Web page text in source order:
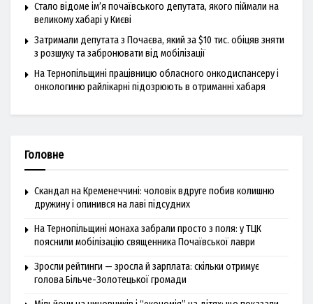
Стало відоме ім’я почаївського депутата, якого піймали на
великому хабарі у Києві
Затримали депутата з Почаєва, який за $10 тис. обіцяв зняти
з розшуку та забронювати від мобілізації
На Тернопільщині працівницю обласного онкодиспансеру і
онкологиню райлікарні підозрюють в отриманні хабаря
Головне
Скандал на Кременеччині: чоловік вдруге побив колишню
дружину і опинився на лаві підсудних
На Тернопільщині монаха забрали просто з поля: у ТЦК
пояснили мобілізацію священника Почаївської лаври
Зросли рейтинги — зросла й зарплата: скільки отримує
голова Більче-Золотецької громади